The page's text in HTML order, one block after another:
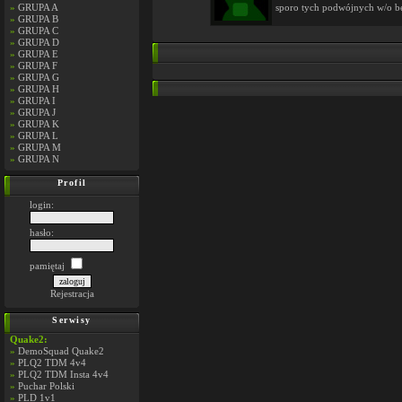
» GRUPA A
» GRUPA B
» GRUPA C
» GRUPA D
» GRUPA E
» GRUPA F
» GRUPA G
» GRUPA H
» GRUPA I
» GRUPA J
» GRUPA K
» GRUPA L
» GRUPA M
» GRUPA N
Profil
login:
hasło:
pamiętaj
Rejestracja
Serwisy
Quake2:
» DemoSquad Quake2
» PLQ2 TDM 4v4
» PLQ2 TDM Insta 4v4
» Puchar Polski
» PLD 1v1
sporo tych podwójnych w/o